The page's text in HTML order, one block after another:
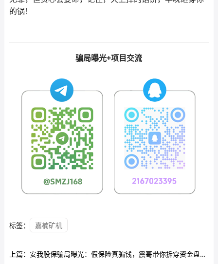
的锅！
骗局曝光+项目交流
标签： 嘉楠矿机
上篇： 安我股保骗局曝光：假保险真骗钱，震哥带你拆穿资金盘套路